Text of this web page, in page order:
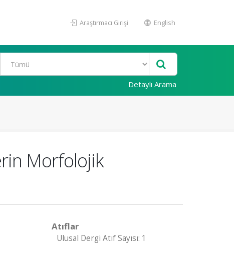
Araştırmacı Girişi English
Detaylı Arama
Morfolojik
Atıflar
Ulusal Dergi Atıf Sayısı: 1